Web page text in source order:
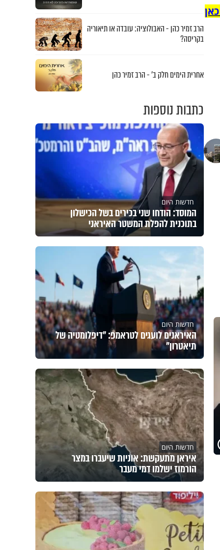
הרב זמיר כהן - האבולוציה: עובדה או תיאוריה
בקריסה?
אחרית הימים חלק ב’ - הרב זמיר כהן
כתבות נוספות
חדשות היום
המוסד: הודחו שני בכירים בשל הכישלון
בתוכנית להפלת המשטר האיראני
חדשות היום
האיראנים לועגים לטראמפ: "דיפלומטיה של
תיאטרון"
חדשות היום
איראן מתעקשת: אוניות שיעברו במצר
הורמוז ישלמו דמי מעבר